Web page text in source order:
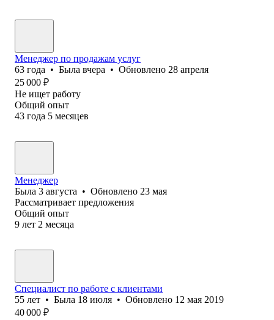
Менеджер по продажам услуг
63 года • Была вчера • Обновлено 28 апреля
25 000 ₽
Не ищет работу
Общий опыт
43 года 5 месяцев
Менеджер
Была 3 августа • Обновлено 23 мая
Рассматривает предложения
Общий опыт
9 лет 2 месяца
Специалист по работе с клиентами
55 лет • Была 18 июля • Обновлено 12 мая 2019
40 000 ₽